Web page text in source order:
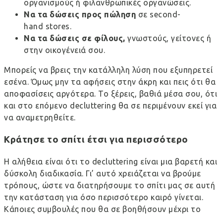
οργανισμούς ή φιλανθρωπικές οργανώσεις.
Να τα δώσεις προς πώληση σε second-
hand stores.
Να τα δώσεις σε φίλους, γνωστούς, γείτονες ή
στην οικογένειά σου.
Μπορείς να βρεις την κατάλληλη λύση που εξυπηρετεί
εσένα. Όμως μην τα αφήσεις στην άκρη και πεις ότι θα
αποφασίσεις αργότερα. Το ξέρεις, βαθιά μέσα σου, ότι
και στο επόμενο decluttering θα σε περιμένουν εκεί για
να αναμετρηθείτε.
Κράτησε το σπίτι έτσι για περισσότερο
Η αλήθεια είναι ότι το decluttering είναι μια βαρετή και
δύσκολη διαδικασία. Γι’ αυτό χρειάζεται να βρούμε
τρόπους, ώστε να διατηρήσουμε το σπίτι μας σε αυτή
την κατάσταση για όσο περισσότερο καιρό γίνεται.
Κάποιες συμβουλές που θα σε βοηθήσουν μέχρι το